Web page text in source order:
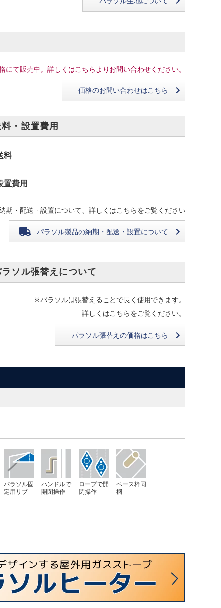
て販売中。詳しくはこちらよりお問い合わせください。
価格のお問い合わせはこちら
料・設置費用
料
置費用
期・配送・設置について、詳しくはこちらをご覧ください
パラソル製品の納期・配送・設置について
ラソル張替えについて
※パラソルは張替えることで長く使用できます。
詳しくはこちらをご覧ください。
パラソル張替えの価格はこちら
パラソル固
定用リブ
ハンドルで
開閉操作
ロープで開
閉操作
ベース枠同
梱